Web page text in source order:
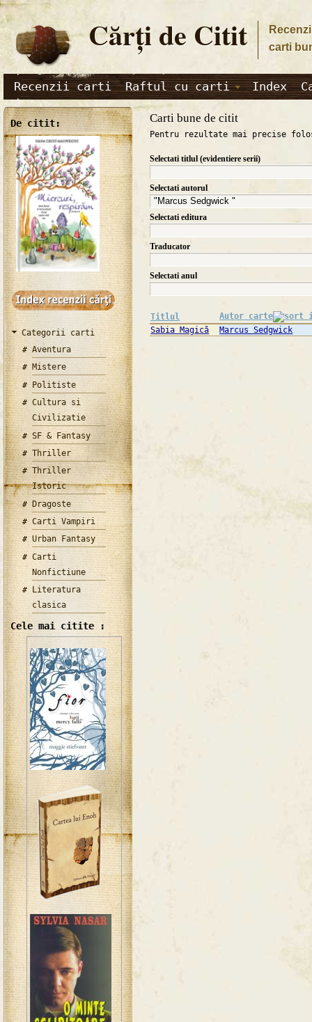
Cărţi de Citit
carti
Recenzii carti Raftul cu carti Index
De citit:
Categorii carti
Aventura
Mistere
Politiste
Cultura si
Civilizatie
SF & Fantasy
Thriller
Thriller
Istoric
Dragoste
Carti Vampiri
Urban Fantasy
Carti
Nonfictiune
Literatura
clasica
Cele mai citite :
Carti bune de citit
Pentru rezultate mai precise
Selectati titlul (evidentiere serii)
Selectati autorul
Selectati editura
Traducator
Selectati anul
Titlul
Autor carte
Sabia Magică
Marcus Sedgwick